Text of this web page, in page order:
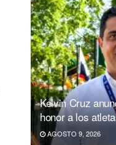
Kelvin Cruz
honor a los
AGOSTO 9, 2026